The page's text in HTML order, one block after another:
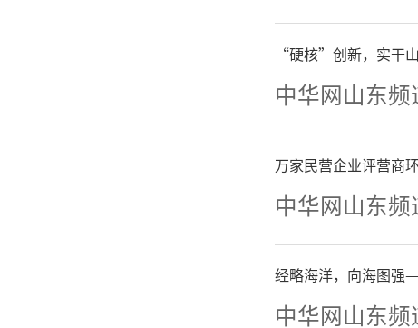
宋
“硬核”创新，实干
中华网山东频
万家民营企业评营商
中华网山东频
经略海洋，向海图强
中华网山东频